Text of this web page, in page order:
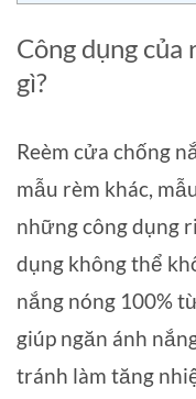
Công dụng của
gì?
Reèm cửa chống
mẫu rèm khác,
những công dụng
dụng không thể
nắng nóng 100%
giúp ngăn ánh
tránh làm tăng